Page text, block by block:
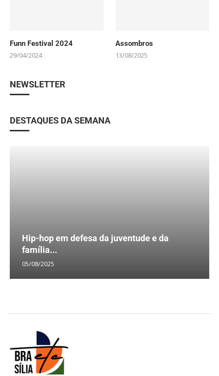
Funn Festival 2024
29/04/2024
Assombros
13/08/2025
NEWSLETTER
DESTAQUES DA SEMANA
Hip-hop em defesa da juventude e da
família...
05/08/2025